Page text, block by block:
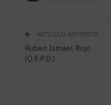
ARTÍCULO ANTERIOR
Ruben Ismael Rojo
(Q.E.P.D.)